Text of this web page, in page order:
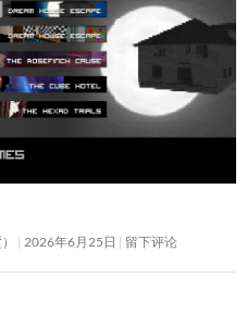
2026年6月25日 留下评论